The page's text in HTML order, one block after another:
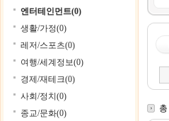
엔터테인먼트(0)
생활/가정(0)
레저/스포츠(0)
여행/세계정보(0)
경제/재테크(0)
사회/정치(0)
종교/문화(0)
총